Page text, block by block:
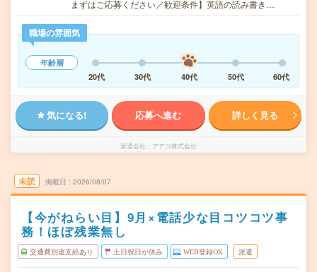
まずはご応募ください／歓迎条件】英語の読み書き…
職場の雰囲気
年齢層
20代
30代 40代 50代 60代
気になる! 応募へ進む 詳しく見る
派遣会社 アデコ株式会社
未読 掲載日 2026/08/07
【今がねらい目】9月×電話少な目コツコツ事
務！ほぼ残業無し
交通費別途支給あり 土日祝日が休み WEB登録OK 派遣